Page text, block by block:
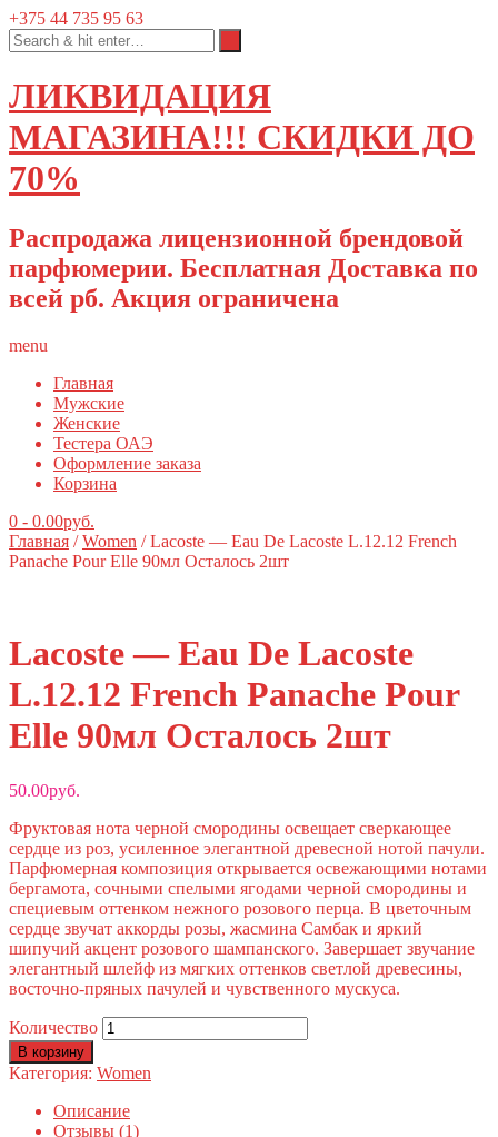
+375 44 735 95 63
ЛИКВИДАЦИЯ
МАГАЗИНА!!! СКИДКИ ДО
70%
Распродажа лицензионной брендовой
парфюмерии. Бесплатная Доставка по
всей рб. Акция ограничена
menu
Главная
Мужские
Женские
Тестера ОАЭ
Оформление заказа
Корзина
0 - 0.00руб.
Главная /Women / Lacoste — Eau De Lacoste L.12.12 French
Panache Pour Elle 90мл Осталось 2шт
Lacoste — Eau De Lacoste
L.12.12 French Panache Pour
Elle 90мл Осталось 2шт
50.00руб.
Фруктовая нота черной смородины освещает сверкающее
сердце из роз, усиленное элегантной древесной нотой пачули.
Парфюмерная композиция открывается освежающими нотами
бергамота, сочными спелыми ягодами черной смородины и
специевым оттенком нежного розового перца. В цветочным
сердце звучат аккорды розы, жасмина Самбак и яркий
шипучий акцент розового шампанского. Завершает звучание
элегантный шлейф из мягких оттенков светлой древесины,
восточно-пряных пачулей и чувственного мускуса.
Количество
В корзину
Категория: Women
Описание
Отзывы (1)